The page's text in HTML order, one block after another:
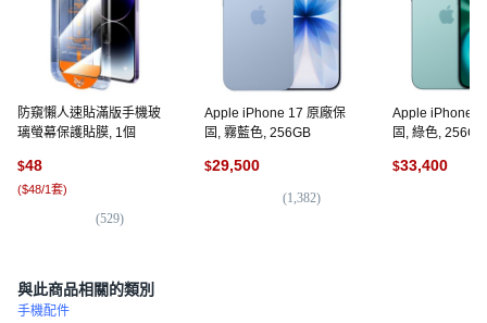
防窺懶人速貼滿版手機玻
璃螢幕保護貼膜, 1個
$48
($48/1套)
(529)
Apple iPhone 17 原廠保
固, 霧藍色, 256GB
$29,500
(1,382)
Apple iPhone
固, 綠色, 256GB
$33,400
與此商品相關的類別
手機配件